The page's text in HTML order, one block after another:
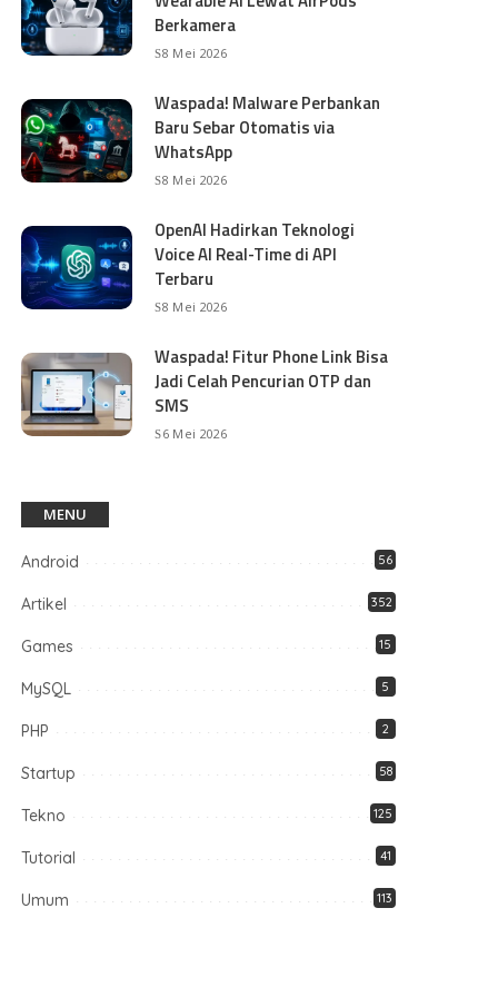
Berkamera
8 Mei 2026
Waspada! Malware Perbankan
Baru Sebar Otomatis via
WhatsApp
8 Mei 2026
OpenAI Hadirkan Teknologi
Voice AI Real-Time di API
Terbaru
8 Mei 2026
Waspada! Fitur Phone Link Bisa
Jadi Celah Pencurian OTP dan
SMS
6 Mei 2026
MENU
Android 56
Artikel 352
Games 15
MySQL 5
PHP 2
Startup 58
Tekno 125
Tutorial 41
Umum 113